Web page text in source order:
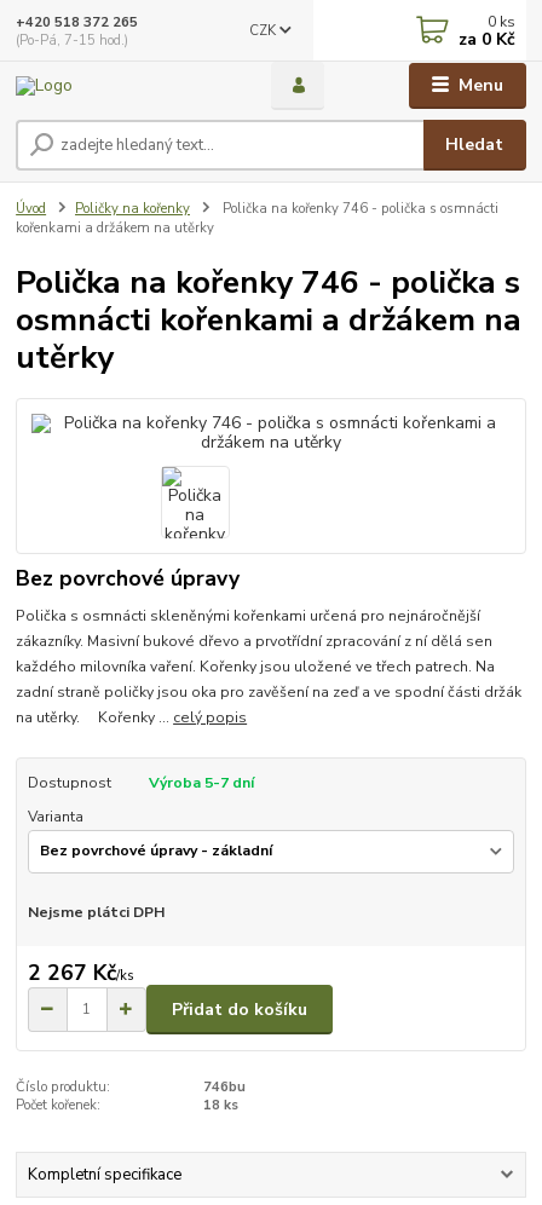
Menu
CZK
Hledat
+420 518 372 265
(Po-Pá, 7-15 hod.)
0 ks
za 0 Kč
Úvod Poličky na kořenky
Polička na kořenky 746 - polička s osmnácti
kořenkami a držákem na utěrky
Polička na kořenky 746 - polička s
osmnácti kořenkami a držákem na
utěrky
Bez povrchové úpravy
Polička s osmnácti skleněnými kořenkami určená pro nejnáročnější
zákazníky. Masivní bukové dřevo a prvotřídní zpracování z ní dělá sen
každého milovníka vaření. Kořenky jsou uložené ve třech patrech. Na
zadní straně poličky jsou oka pro zavěšení na zeď a ve spodní části držák
na utěrky. Kořenky ... celý popis
Dostupnost
Výroba 5-7 dní
Varianta
Nejsme plátci DPH
2 267 Kč/ks
Přidat do košíku
Číslo produktu:
746bu
Počet kořenek:
18 ks
Kompletní specifikace